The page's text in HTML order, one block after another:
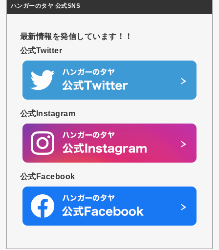
ハンガーのタヤ 公式SNS
最新情報を発信しています！！
公式Twitter
公式Instagram
公式Facebook